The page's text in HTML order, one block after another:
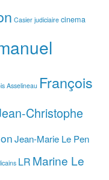
Casier judiciaire cinema
Asselineau François
Christophe
Jean-Marie Le Pen
LR Marine Le